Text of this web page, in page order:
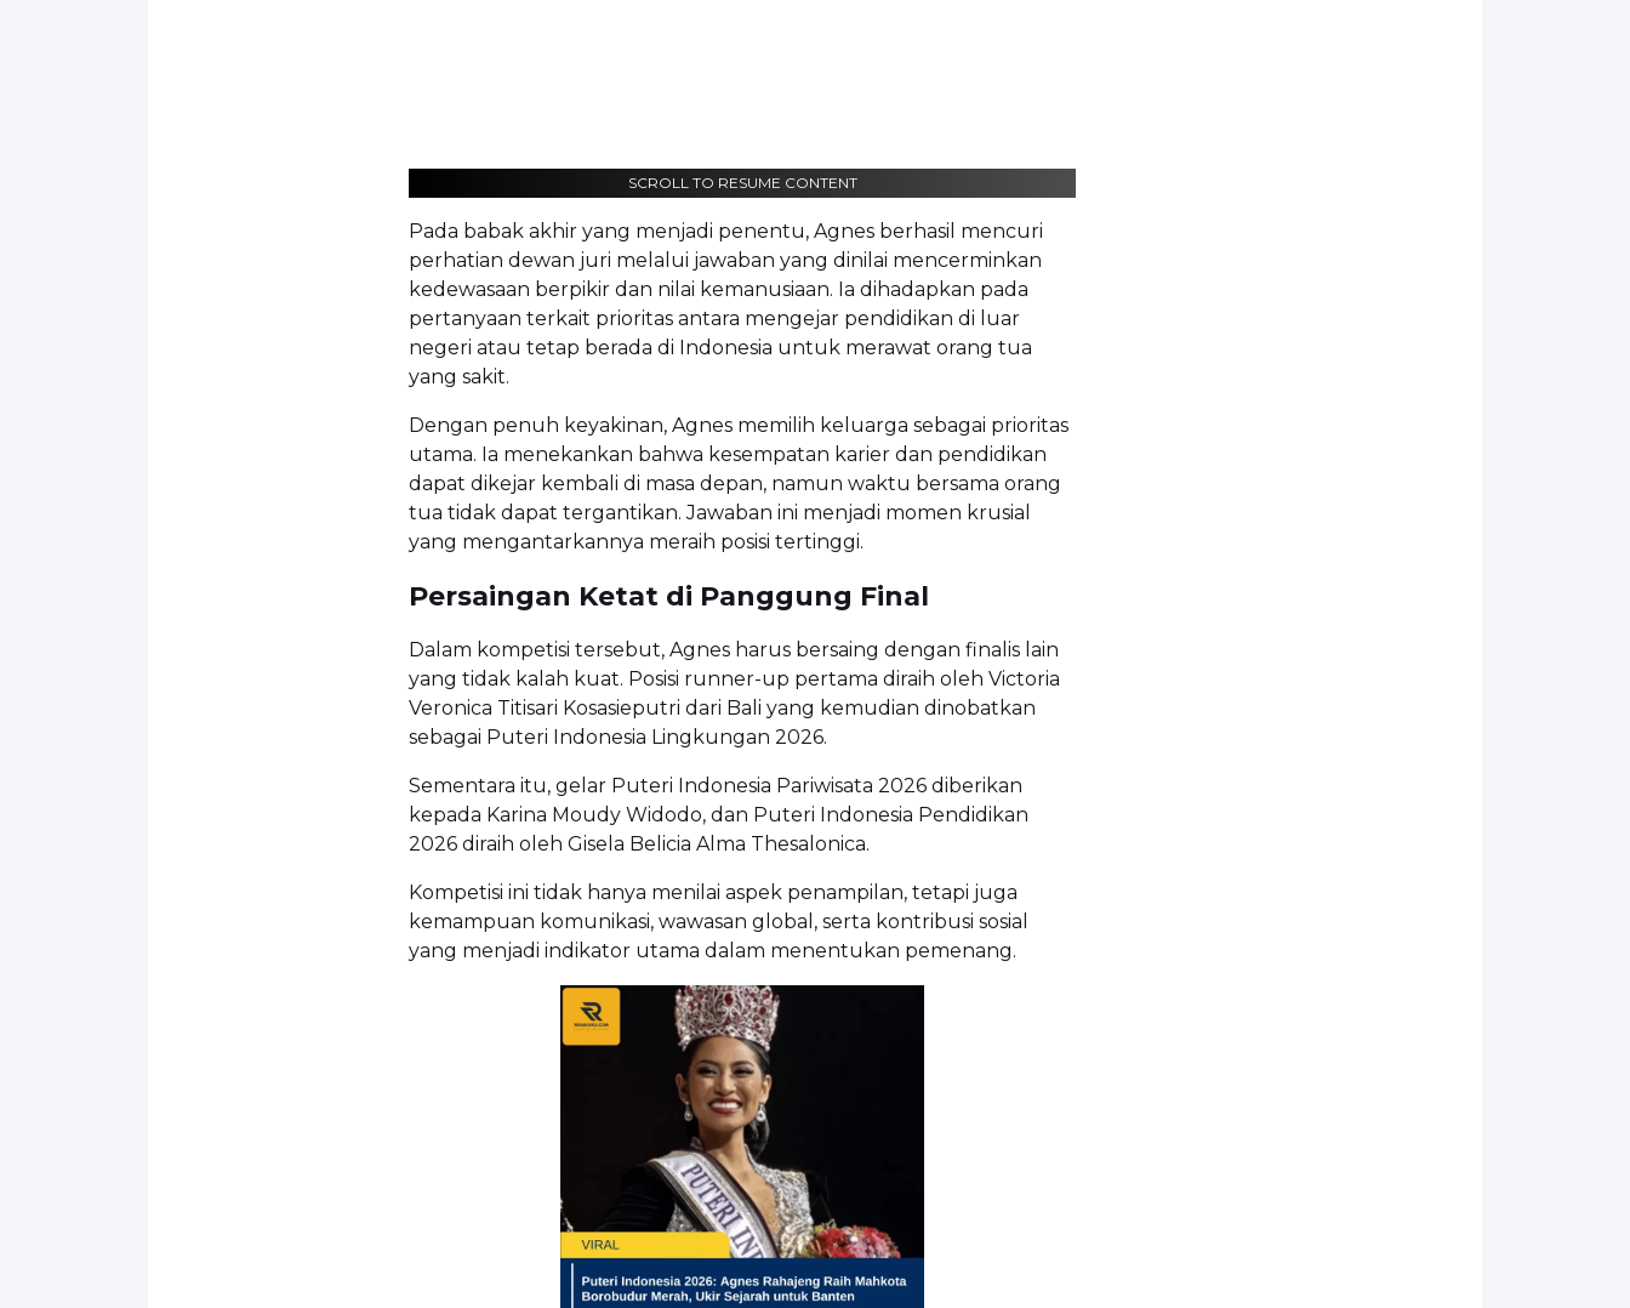
SCROLL TO RESUME CONTENT
Pada babak akhir yang menjadi penentu, Agnes berhasil mencuri
perhatian dewan juri melalui jawaban yang dinilai mencerminkan
kedewasaan berpikir dan nilai kemanusiaan. Ia dihadapkan pada
pertanyaan terkait prioritas antara mengejar pendidikan di luar
negeri atau tetap berada di Indonesia untuk merawat orang tua
yang sakit.
Dengan penuh keyakinan, Agnes memilih keluarga sebagai prioritas
utama. Ia menekankan bahwa kesempatan karier dan pendidikan
dapat dikejar kembali di masa depan, namun waktu bersama orang
tua tidak dapat tergantikan. Jawaban ini menjadi momen krusial
yang mengantarkannya meraih posisi tertinggi.
Persaingan Ketat di Panggung Final
Dalam kompetisi tersebut, Agnes harus bersaing dengan finalis lain
yang tidak kalah kuat. Posisi runner-up pertama diraih oleh Victoria
Veronica Titisari Kosasieputri dari Bali yang kemudian dinobatkan
sebagai Puteri Indonesia Lingkungan 2026.
Sementara itu, gelar Puteri Indonesia Pariwisata 2026 diberikan
kepada Karina Moudy Widodo, dan Puteri Indonesia Pendidikan
2026 diraih oleh Gisela Belicia Alma Thesalonica.
Kompetisi ini tidak hanya menilai aspek penampilan, tetapi juga
kemampuan komunikasi, wawasan global, serta kontribusi sosial
yang menjadi indikator utama dalam menentukan pemenang.